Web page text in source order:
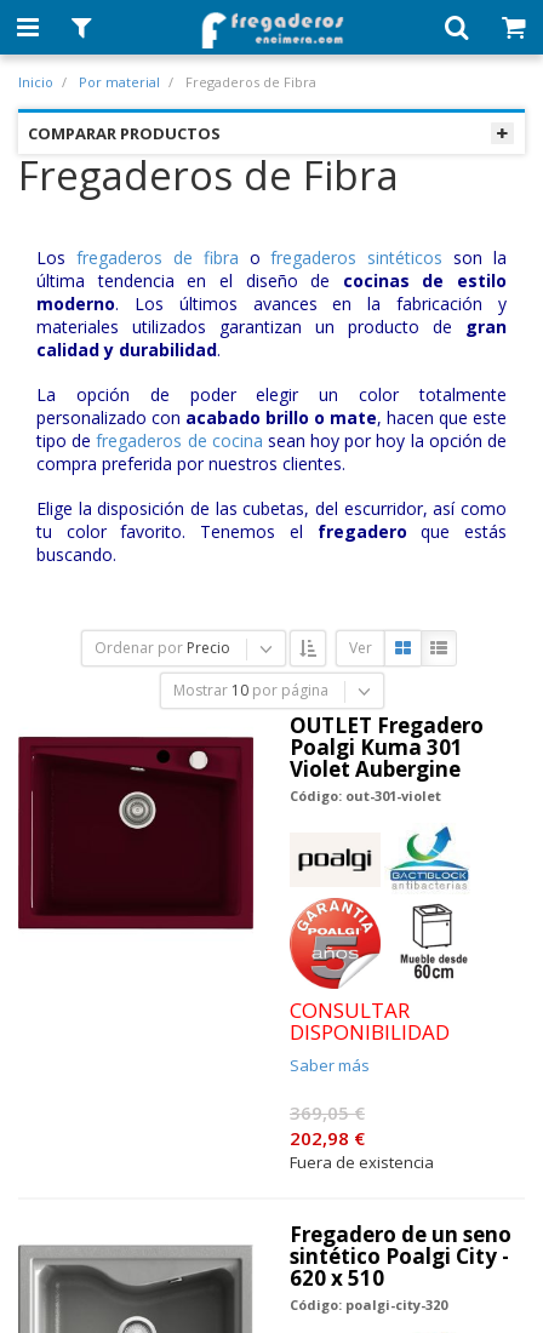
Inicio Por material Fregaderos de Fibra
COMPARAR PRODUCTOS
Fregaderos de Fibra
Los fregaderos de fibra ofregaderos sintéticos son la
última tendencia en el diseño de cocinas de estilo
moderno. Los últimos avances en la fabricación y
materiales utilizados garantizan un producto de gran
calidad y durabilidad.
La opción de poder elegir un color totalmente
personalizado con acabado brillo o mate, hacen que este
tipo defregaderos de cocina sean hoy por hoy la opción de
compra preferida por nuestros clientes.
Elige la disposición de las cubetas, del escurridor, así como
tu color favorito. Tenemos el fregadero que estás
buscando.
Ordenar por Precio Ver
Mostrar 10 por página
OUTLET Fregadero
Poalgi Kuma 301
Violet Aubergine
Código: out-301-violet
CONSULTAR
DISPONIBILIDAD
Saber más
369,05 €
202,98 €
Fuera de existencia
Fregadero de un seno
sintético Poalgi City -
620 x 510
Código: poalgi-city-320